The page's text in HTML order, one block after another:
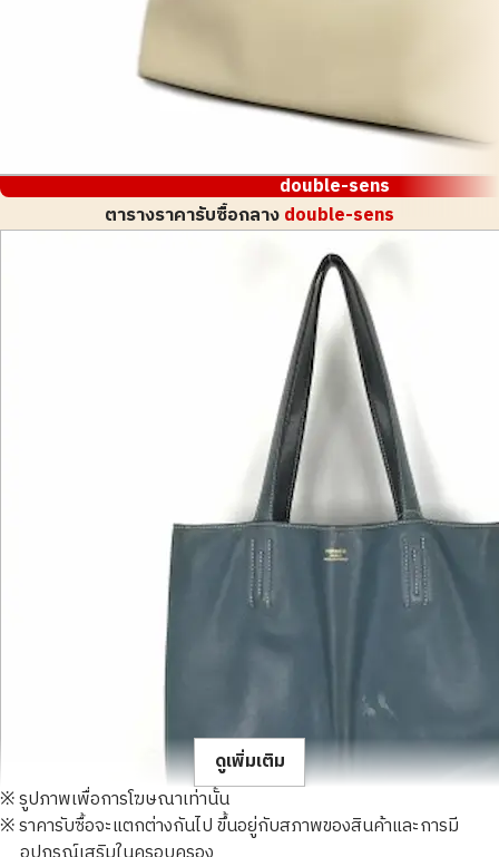
double-sens
ตารางราคารับซื้อกลางdouble-sens
ดูเพิ่มเติม
※ รูปภาพเพื่อการโฆษณาเท่านั้น
※ ราคารับซื้อจะแตกต่างกันไป ขึ้นอยู่กับสภาพของสินค้าและการมี